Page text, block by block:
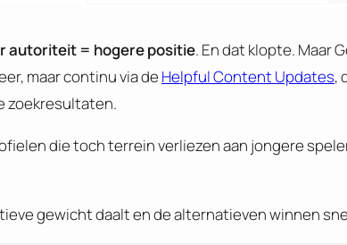
autoriteit = hogere positie. En dat klopte. Maar
maar continu via de Helpful Content Updates,
zoekresultaten.
die toch terrein verliezen aan jongere
gewicht daalt en de alternatieven winnen